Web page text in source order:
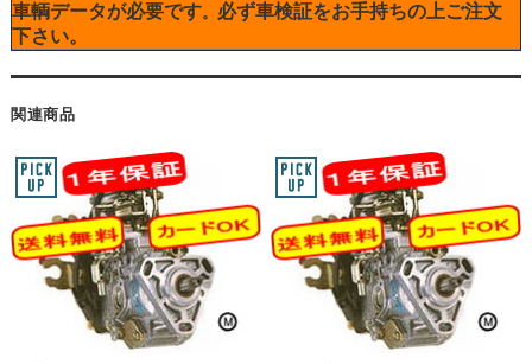
車輌データが必要です。 必ず車検証をお手持ちの上ご注文
下さい。
関連商品